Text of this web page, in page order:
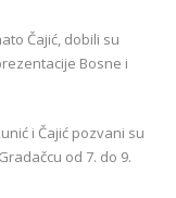
Čajić, dobili su
Bosne i
i Čajić pozvani su
od 7. do 9.